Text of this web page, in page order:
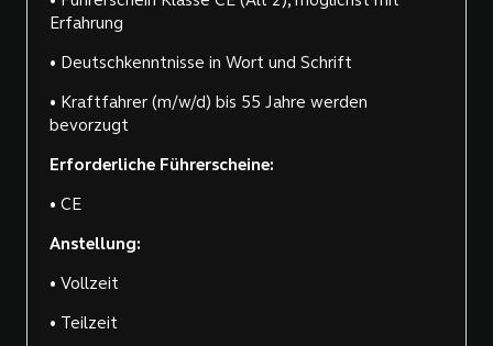
Erfahrung
• Deutschkenntnisse in Wort und Schrift
• Kraftfahrer (m/w/d) bis 55 Jahre werden
bevorzugt
Erforderliche Führerscheine:
• CE
Anstellung:
• Vollzeit
• Teilzeit